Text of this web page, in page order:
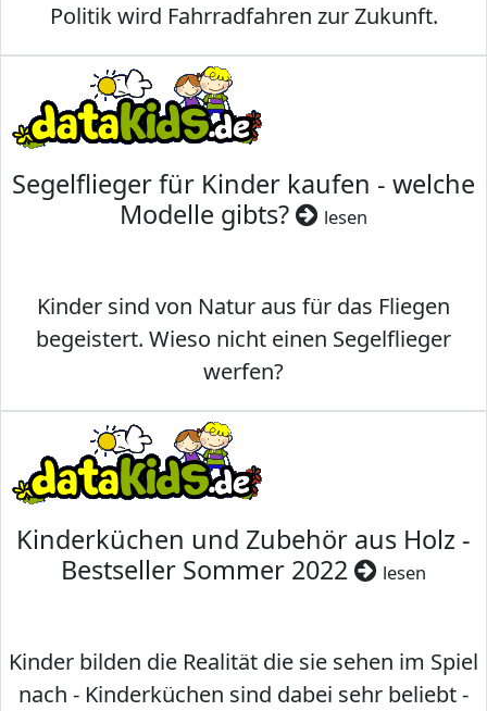
Politik wird Fahrradfahren zur Zukunft.
Segelflieger für Kinder kaufen - welche
Modelle gibts?
lesen
Kinder sind von Natur aus für das Fliegen
begeistert. Wieso nicht einen Segelflieger
werfen?
Kinderküchen und Zubehör aus Holz -
Bestseller Sommer 2022
lesen
Kinder bilden die Realität die sie sehen im Spiel
nach - Kinderküchen sind dabei sehr beliebt -